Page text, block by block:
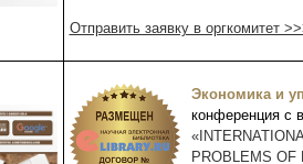
Отправить заявку в оргкомитет
Экономика и
конференция с
PROBLEMS OF